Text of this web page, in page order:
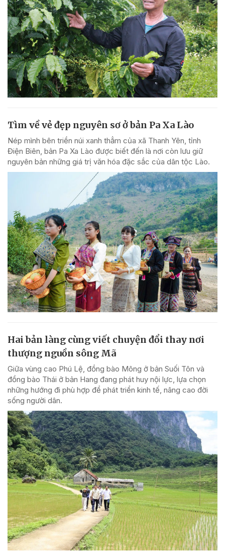
Tìm về vẻ đẹp nguyên sơ ở bản Pa Xa Lào
Nép mình bên triền núi xanh thẳm của xã Thanh Yên, tỉnh
Điện Biên, bản Pa Xa Lào được biết đến là nơi còn lưu giữ
nguyên bản những giá trị văn hóa đặc sắc của dân tộc Lào.
Hai bản làng cùng viết chuyện đổi thay nơi
thượng nguồn sông Mã
Giữa vùng cao Phú Lệ, đồng bào Mông ở bản Suối Tôn và
đồng bào Thái ở bản Hang đang phát huy nội lực, lựa chọn
những hướng đi phù hợp để phát triển kinh tế, nâng cao đời
sống người dân.